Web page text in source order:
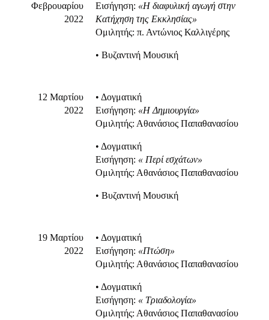
Φεβρουαρίου
2022
Εισήγηση: «Η διαφυλική αγωγή στην
Κατήχηση της Εκκλησίας»
Ομιλητής: π. Αντώνιος Καλλιγέρης
• Βυζαντινή Μουσική
12 Μαρτίου
2022
• Δογματική
Εισήγηση: «Η Δημιουργία»
Ομιλητής: Αθανάσιος Παπαθανασίου
• Δογματική
Εισήγηση: « Περί εσχάτων»
Ομιλητής: Αθανάσιος Παπαθανασίου
• Βυζαντινή Μουσική
19 Μαρτίου
2022
• Δογματική
Εισήγηση: «Πτώση»
Ομιλητής: Αθανάσιος Παπαθανασίου
• Δογματική
Εισήγηση: « Τριαδολογία»
Ομιλητής: Αθανάσιος Παπαθανασίου